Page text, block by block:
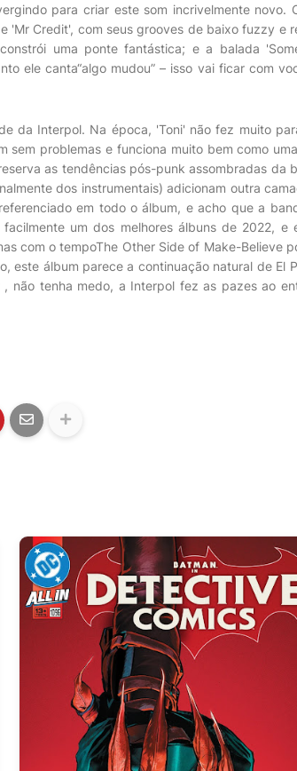
para criar este som incrivelmente novo.
'Mr Credit', com seus grooves de baixo fuzzy e
uma ponte fantástica; e a balada
ele canta“algo mudou” – isso vai ficar com
da Interpol. Na época, 'Toni' não fez muito
sem problemas e funciona muito bem como
as tendências pós-punk assombradas da
dos instrumentais) adicionam outra
em todo o álbum, e acho que a
um dos melhores álbuns de 2022, e
com o tempoThe Other Side of Make-Believe
este álbum parece a continuação natural de El
não tenha medo, a Interpol fez as pazes ao